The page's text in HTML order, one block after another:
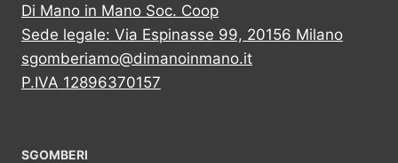
Di Mano in Mano Soc. Coop
Sede legale: Via Espinasse 99, 20156 Milano
sgomberiamo@dimanoinmano.it
P.IVA 12896370157
SGOMBERI